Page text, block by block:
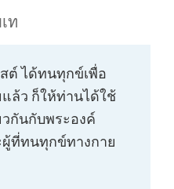
ท
ต์ ได้ทนทุกข์เพื่อ
ล้ว ก็ให้ท่านได้ใช้
กันกับพระองค์
ผู้ที่ทนทุกข์ทางกาย